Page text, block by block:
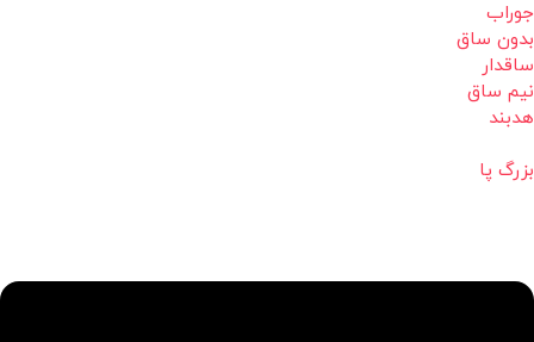
جوراب
بدون ساق
ساقدار
نیم ساق
هدبند
بزرگ پا